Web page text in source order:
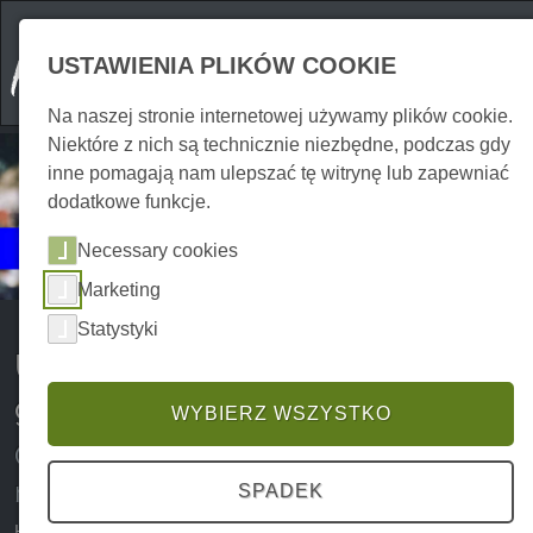
Wydarzenia
Uroczystości i imprezy
Uroczystości i imprezy w
górach Harz
Co słychać w Harzu - wskazówki dla
nocnych wilków
USTAWIENIA PLIKÓW COOKIE
Na naszej stronie internetowej używamy plików cookie.
Niektóre z nich są technicznie niezbędne, podczas gdy
inne pomagają nam ulepszać tę witrynę lub zapewniać
dodatkowe funkcje.
Necessary cookies
Marketing
Statystyki
WYBIERZ WSZYSTKO
SPADEK